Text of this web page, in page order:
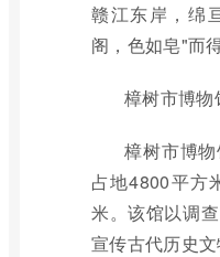
赣江东岸，绵
阁，色如皂"而得
樟树市博物
樟树市博
占地4800平方
米。该馆以调
宣传古代历史